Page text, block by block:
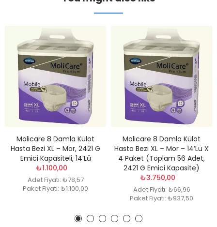
Molicare 8 Damla Külot
Hasta Bezi XL – Mor, 2421 G
Emici Kapasiteli, 14’lü
₺1.100,00
Adet Fiyatı: ₺78,57
Paket Fiyatı: ₺1.100,00
Molicare 8 Damla Külot
Hasta Bezi XL – Mor – 14’lü X
4 Paket (Toplam 56 Adet,
2421 G Emici Kapasite)
₺3.750,00
Adet Fiyatı: ₺66,96
Paket Fiyatı: ₺937,50